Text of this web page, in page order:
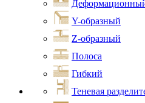
Y-образный
Z-образный
Полоса
Гибкий
Теневая